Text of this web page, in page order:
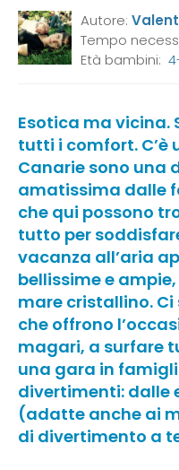
Autore:
Tempo
Età bambini:
Esotica ma
tutti i comfort. C’è
Canarie sono una
amatissima dalle
che qui possono
tutto per
vacanza all’aria
bellissime e
mare cristallino. Ci
che offrono
magari, a surfare
una gara in
divertimenti: dalle
(adatte anche ai
di divertimento a